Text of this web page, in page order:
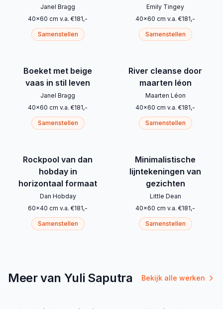
Janel Bragg
40x60 cm v.a. €181,-
Samenstellen
Emily Tingey
40x60 cm v.a. €181,-
Samenstellen
Boeket met beige
vaas in stil leven
Janel Bragg
40x60 cm v.a. €181,-
Samenstellen
River cleanse door
maarten léon
Maarten Léon
40x60 cm v.a. €181,-
Samenstellen
Rockpool van dan
hobday in
horizontaal formaat
Dan Hobday
60x40 cm v.a. €181,-
Samenstellen
Minimalistische
lijntekeningen van
gezichten
Little Dean
40x60 cm v.a. €181,-
Samenstellen
Meer van Yuli Saputra Bekijk alle werken